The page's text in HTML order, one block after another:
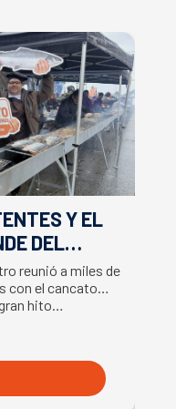
Y EL
DEL
CIERRE
reunió a miles de
con el cancato
hito…